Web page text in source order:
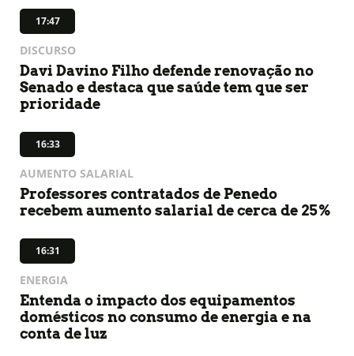
17:47
DISCURSO
Davi Davino Filho defende renovação no
Senado e destaca que saúde tem que ser
prioridade
16:33
AUMENTO SALARIAL
Professores contratados de Penedo
recebem aumento salarial de cerca de 25%
16:31
ENERGIA
Entenda o impacto dos equipamentos
domésticos no consumo de energia e na
conta de luz